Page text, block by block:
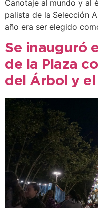
Canotaje al mundo y al
palista de la Selección
año era ser elegido
Se inauguró
de la Plaza
del Árbol y el